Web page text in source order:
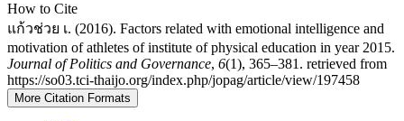
How to Cite
แก้วช่วย เ. (2016). Factors related with emotional intelligence and
motivation of athletes of institute of physical education in year 2015.
Journal of Politics and Governance, 6(1), 365–381. retrieved from
https://so03.tci-thaijo.org/index.php/jopag/article/view/197458
More Citation Formats